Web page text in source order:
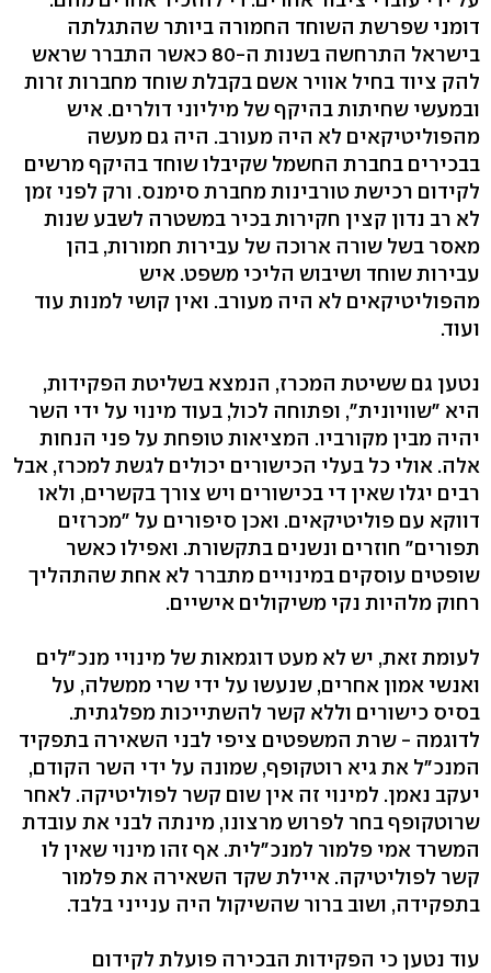
דומני שפרשת השוחד החמורה ביותר שהתגלתה
בישראל התרחשה בשנות ה-80 כאשר התברר שראש
להק ציוד בחיל אוויר אשם בקבלת שוחד מחברות זרות
ובמעשי שחיתות בהיקף של מיליוני דולרים. איש
מהפוליטיקאים לא היה מעורב. היה גם מעשה
בבכירים בחברת החשמל שקיבלו שוחד בהיקף מרשים
לקידום רכישת טורבינות מחברת סימנס. ורק לפני זמן
לא רב נדון קצין חקירות בכיר במשטרה לשבע שנות
מאסר בשל שורה ארוכה של עבירות חמורות, בהן
עבירות שוחד ושיבוש הליכי משפט. איש
מהפוליטיקאים לא היה מעורב. ואין קושי למנות עוד
ועוד.
נטען גם ששיטת המכרז, הנמצא בשליטת הפקידות,
היא "שוויונית", ופתוחה לכול, בעוד מינוי על ידי השר
יהיה מבין מקורביו. המציאות טופחת על פני הנחות
אלה. אולי כל בעלי הכישורים יכולים לגשת למכרז, אבל
רבים יגלו שאין די בכישורים ויש צורך בקשרים, ולאו
דווקא עם פוליטיקאים. ואכן סיפורים על "מכרזים
תפורים" חוזרים ונשנים בתקשורת. ואפילו כאשר
שופטים עוסקים במינויים מתברר לא אחת שהתהליך
רחוק מלהיות נקי משיקולים אישיים.
לעומת זאת, יש לא מעט דוגמאות של מינויי מנכ"לים
ואנשי אמון אחרים, שנעשו על ידי שרי ממשלה, על
בסיס כישורים וללא קשר להשתייכות מפלגתית.
לדוגמה - שרת המשפטים ציפי לבני השאירה בתפקיד
המנכ"ל את גיא רוטקופף, שמונה על ידי השר הקודם,
יעקב נאמן. למינוי זה אין שום קשר לפוליטיקה. לאחר
שרוטקופף בחר לפרוש מרצונו, מינתה לבני את עובדת
המשרד אמי פלמור למנכ"לית. אף זהו מינוי שאין לו
קשר לפוליטיקה. איילת שקד השאירה את פלמור
בתפקידה, ושוב ברור שהשיקול היה ענייני בלבד.
עוד נטען כי הפקידות הבכירה פועלת לקידום